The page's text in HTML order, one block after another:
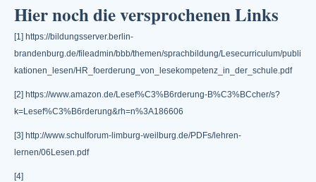
Hier noch die versprochenen Links
[1] https://bildungsserver.berlin-
brandenburg.de/fileadmin/bbb/themen/sprachbildung/Lesecurriculum/publi
kationen_lesen/HR_foerderung_von_lesekompetenz_in_der_schule.pdf
[2] https://www.amazon.de/Lesef%C3%B6rderung-B%C3%BCcher/s?
k=Lesef%C3%B6rderung&rh=n%3A186606
[3] http://www.schulforum-limburg-weilburg.de/PDFs/lehren-
lernen/06Lesen.pdf
[4]